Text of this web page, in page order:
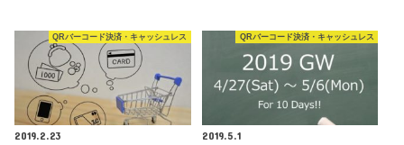
QRバーコード決済・キャッシュレス
2019.2.23
QRバーコード決済・キャッシュレス
2019.5.1